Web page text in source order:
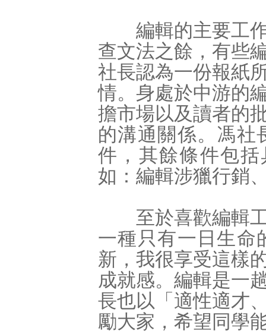
編輯的主要工作
查文法之餘，有些
社長認為一份報紙
情。身處於中游的
擔市場以及讀者的
的溝通關係。馮社
件，其餘條件包
如：編輯涉獵行銷
至於喜歡編輯工
一種只有一日生命
新，我很享受這樣
成就感。編輯是一
長也以「適性適才
勵大家，希望同學